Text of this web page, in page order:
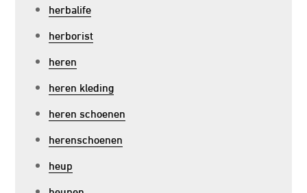
herbalife
herborist
heren
heren kleding
heren schoenen
herenschoenen
heup